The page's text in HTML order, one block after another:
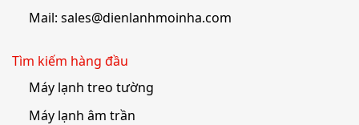
Mail: sales@dienlanhmoinha.com
Tìm kiếm hàng đầu
Máy lạnh treo tường
Máy lạnh âm trần